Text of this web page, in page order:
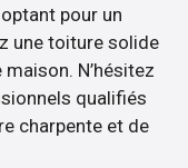
pour un
une toiture solide
N’hésitez
qualifiés
charpente et de